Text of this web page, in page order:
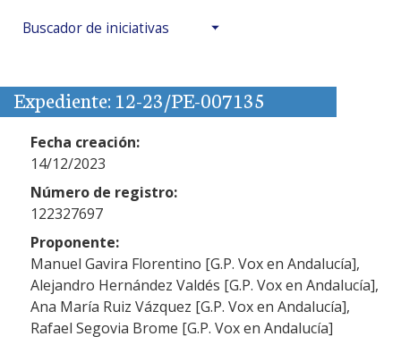
Buscador de iniciativas
Expediente: 12-23/PE-007135
Fecha creación:
14/12/2023
Número de registro:
122327697
Proponente:
Manuel Gavira Florentino [G.P. Vox en Andalucía],
Alejandro Hernández Valdés [G.P. Vox en Andalucía],
Ana María Ruiz Vázquez [G.P. Vox en Andalucía],
Rafael Segovia Brome [G.P. Vox en Andalucía]